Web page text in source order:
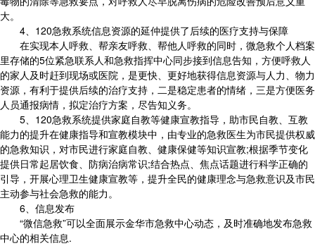
大。
4、120急救系统信息资源的延仲提供了后续的医疗支持与保障
在实现本人呼救、帮亲友呼救、帮他人呼救的同时，微急救个人档案
里存储的5位紧急联系人和急救指挥中心同步接到信息告知，方便呼救人
的家人及时赶到现场或医院，是更快、更好地获得信息资源与人力、物力
资源，有利于提供后续的治疗支持，二是稳定患者的情绪，三是方便医务
人员通报病情，拟定治疗方案，尽告知义务。
5、120急救系统提供家庭自教等健康宣教指导，助市民自教、互教
能力的提升在健康指导和宣教模块中，由专业的急救医生为市民提供权威
的急救知识，对市民进行家庭自教、健康保健等知识宣教;根据季节变化
提供日常起居饮食、防病治病常识;结合热点、焦点话题进行科学正确的
引导，开展心理卫生健康宣教等，提升全民的健康理念与急救意识及市民
主动参与社会急救的能力。
6、信息发布
“微信急救”可以全面展示金华市急救中心动态，及时准确地发布急救
中心的相关信息.